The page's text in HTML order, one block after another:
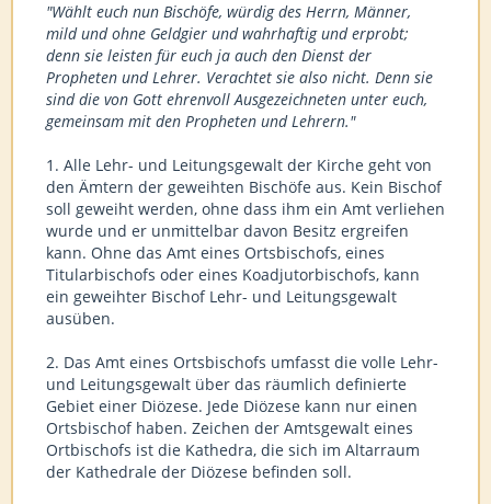
"Wählt euch nun Bischöfe, würdig des Herrn, Männer,
mild und ohne Geldgier und wahrhaftig und erprobt;
denn sie leisten für euch ja auch den Dienst der
Propheten und Lehrer. Verachtet sie also nicht. Denn sie
sind die von Gott ehrenvoll Ausgezeichneten unter euch,
gemeinsam mit den Propheten und Lehrern."
1. Alle Lehr- und Leitungsgewalt der Kirche geht von
den Ämtern der geweihten Bischöfe aus. Kein Bischof
soll geweiht werden, ohne dass ihm ein Amt verliehen
wurde und er unmittelbar davon Besitz ergreifen
kann. Ohne das Amt eines Ortsbischofs, eines
Titularbischofs oder eines Koadjutorbischofs, kann
ein geweihter Bischof Lehr- und Leitungsgewalt
ausüben.
2. Das Amt eines Ortsbischofs umfasst die volle Lehr-
und Leitungsgewalt über das räumlich definierte
Gebiet einer Diözese. Jede Diözese kann nur einen
Ortsbischof haben. Zeichen der Amtsgewalt eines
Ortbischofs ist die Kathedra, die sich im Altarraum
der Kathedrale der Diözese befinden soll.